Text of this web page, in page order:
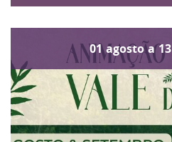
01 agosto a 13